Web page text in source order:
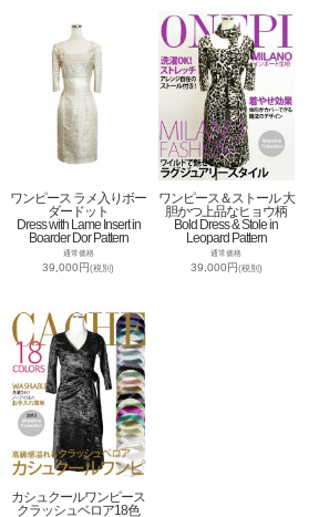
ワンピース ラメ入りボー
ダードット
Dress with Lame Insert in
Boarder Dor Pattern
通常価格
39,000円(税別)
ワンピース＆ストール 大
胆かつ上品なヒョウ柄
Bold Dress & Stole in
Leopard Pattern
通常価格
39,000円(税別)
カシュクールワンピース
クラッシュベロア18色